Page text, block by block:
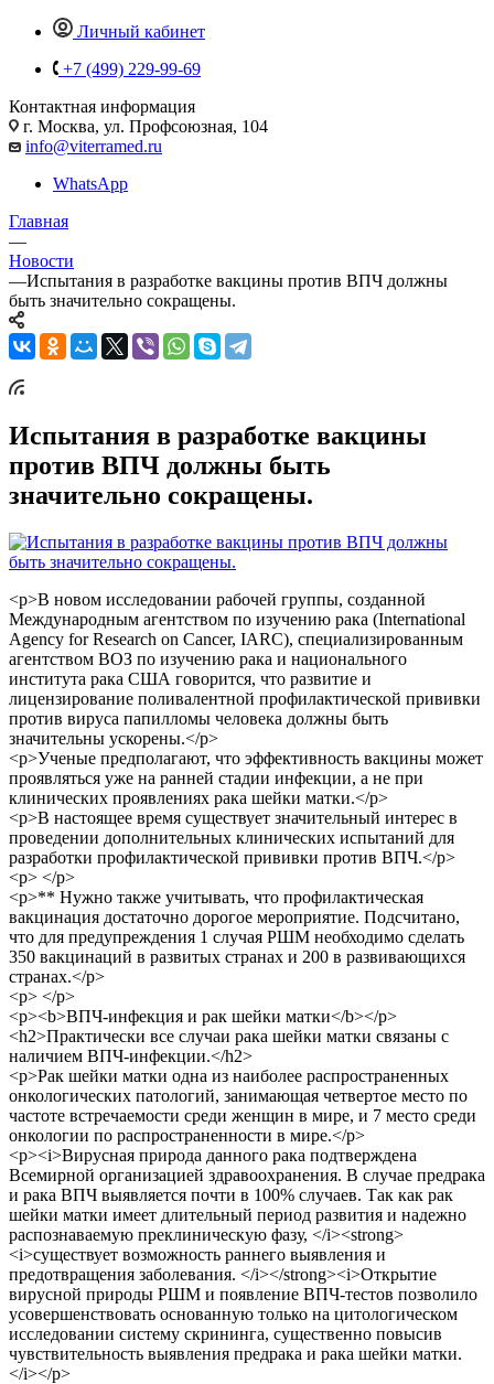
Личный кабинет
+7 (499) 229-99-69
Контактная информация
г. Москва, ул. Профсоюзная, 104
info@viterramed.ru
WhatsApp
Главная
—
Новости
—Испытания в разработке вакцины против ВПЧ должны
быть значительно сокращены.
Испытания в разработке вакцины
против ВПЧ должны быть
значительно сокращены.
<p>В новом исследовании рабочей группы, созданной
Международным агентством по изучению рака (International
Agency for Research on Cancer, IARC), специализированным
агентством ВОЗ по изучению рака и национального
института рака США говорится, что развитие и
лицензирование поливалентной профилактической прививки
против вируса папилломы человека должны быть
значительны ускорены.</p>
<p>Ученые предполагают, что эффективность вакцины может
проявляться уже на ранней стадии инфекции, а не при
клинических проявлениях рака шейки матки.</p>
<p>В настоящее время существует значительный интерес в
проведении дополнительных клинических испытаний для
разработки профилактической прививки против ВПЧ.</p>
<p> </p>
<p>** Нужно также учитывать, что профилактическая
вакцинация достаточно дорогое мероприятие. Подсчитано,
что для предупреждения 1 случая РШМ необходимо сделать
350 вакцинаций в развитых странах и 200 в развивающихся
странах.</p>
<p> </p>
<p><b>ВПЧ-инфекция и рак шейки матки</b></p>
<h2>Практически все случаи рака шейки матки связаны с
наличием ВПЧ-инфекции.</h2>
<p>Рак шейки матки одна из наиболее распространенных
онкологических патологий, занимающая четвертое место по
частоте встречаемости среди женщин в мире, и 7 место среди
онкологии по распространенности в мире.</p>
<p><i>Вирусная природа данного рака подтверждена
Всемирной организацией здравоохранения. В случае предрака
и рака ВПЧ выявляется почти в 100% случаев. Так как рак
шейки матки имеет длительный период развития и надежно
распознаваемую преклиническую фазу, </i><strong>
<i>существует возможность раннего выявления и
предотвращения заболевания. </i></strong><i>Открытие
вирусной природы РШМ и появление ВПЧ-тестов позволило
усовершенствовать основанную только на цитологическом
исследовании систему скрининга, существенно повысив
чувствительность выявления предрака и рака шейки матки.
</i></p>